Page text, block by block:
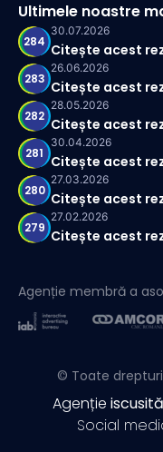
Ultimele noastre
284
30.07.2026
Citește acest
283
26.06.2026
Citește acest
282
28.05.2026
Citește acest
281
30.04.2026
Citește acest
280
27.03.2026
Citește acest
279
27.02.2026
Citește acest
Agenție membră a
© Toate
Agenție iscusită
Social